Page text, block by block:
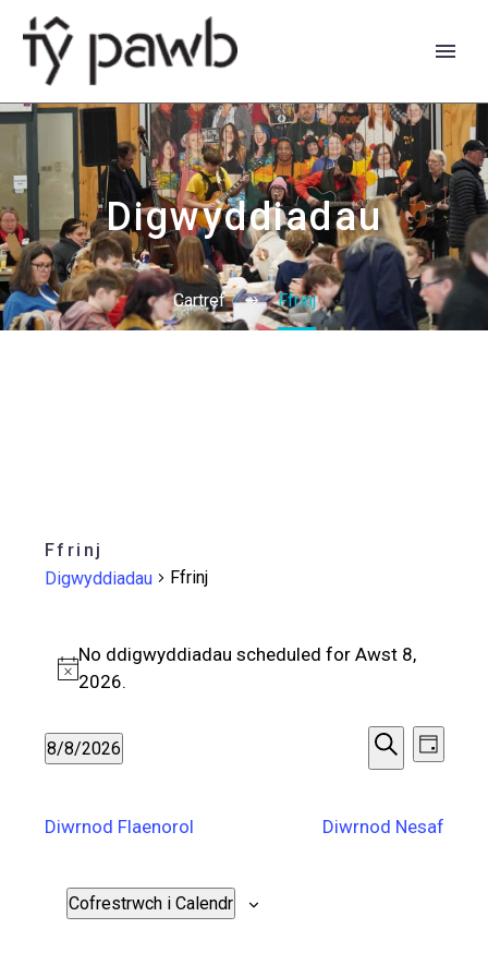
Digwyddiadau
Cartref Ffrinj
Ffrinj
Digwyddiadau
Ffrinj
Digwyddiadau
for
Awst
8,
2026
Notice
No ddigwyddiadau scheduled for Awst 8,
2026.
and
Chwilio
diwrnod
8/8/2026
Diwrnod Flaenorol Diwrnod Nesaf
Cofrestrwch i Calendr